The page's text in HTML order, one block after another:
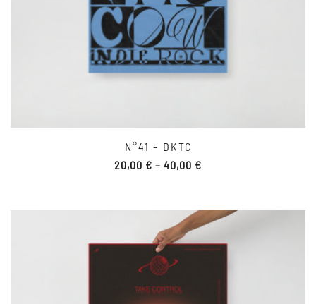
N°41 – DKTC
20,00 € – 40,00 €